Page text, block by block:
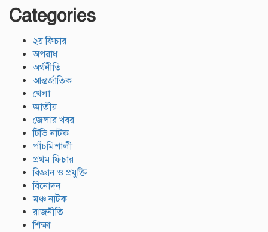
Categories
২য় ফিচার
অপরাধ
অর্থনীতি
আন্তর্জাতিক
খেলা
জাতীয়
জেলার খবর
টিভি নাটক
পাঁচমিশালী
প্রথম ফিচার
বিজ্ঞান ও প্রযুক্তি
বিনোদন
মঞ্চ নাটক
রাজনীতি
শিক্ষা